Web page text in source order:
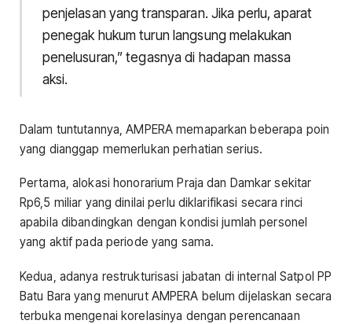
penjelasan yang transparan. Jika perlu, aparat
penegak hukum turun langsung melakukan
penelusuran,” tegasnya di hadapan massa
aksi.
Dalam tuntutannya, AMPERA memaparkan beberapa poin
yang dianggap memerlukan perhatian serius.
Pertama, alokasi honorarium Praja dan Damkar sekitar
Rp6,5 miliar yang dinilai perlu diklarifikasi secara rinci
apabila dibandingkan dengan kondisi jumlah personel
yang aktif pada periode yang sama.
Kedua, adanya restrukturisasi jabatan di internal Satpol PP
Batu Bara yang menurut AMPERA belum dijelaskan secara
terbuka mengenai korelasinya dengan perencanaan